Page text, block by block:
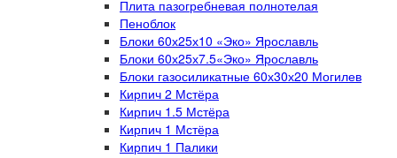
Плита пазогребневая полнотелая
Пеноблок
Блоки 60х25х10 «Эко» Ярославль
Блоки 60х25х7.5«Эко» Ярославль
Блоки газосиликатные 60х30х20 Могилев
Кирпич 2 Мстёра
Кирпич 1.5 Мстёра
Кирпич 1 Мстёра
Кирпич 1 Палики